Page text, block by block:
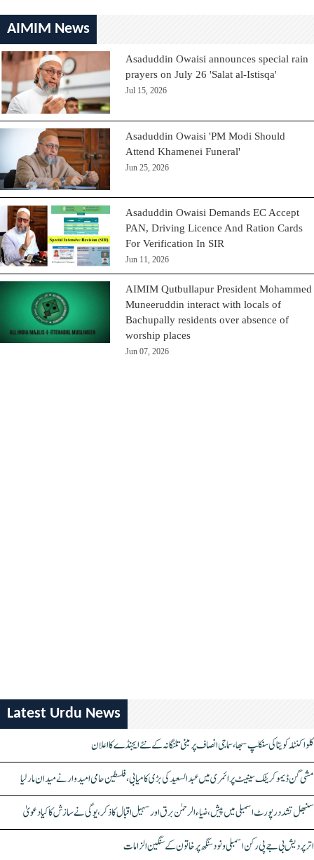
AIMIM News
Asaduddin Owaisi announces special rain
prayers on July 26 'Salat al-Istisqa'
Jul 15, 2026
Asaduddin Owaisi 'PM Modi Should
Attend Khamenei Funeral'
Jun 25, 2026
Asaduddin Owaisi Demands EC Accept
PAN, Driving Licence And Ration Cards
For Verification In SIR
Jun 11, 2026
AIMIM Qutbullapur President Mohammed
Muneeruddin interact with locals of
Bachupally residents over absence of
worship places
Jun 07, 2026
Latest Urdu News
کلواکنٹلہ کویتا کی سنکلپ سبھا، سماجی انصاف پر مبنی تلنگانہ کے نئے ایجنڈے کا اعلان
مشی گن ڈیموکریٹک سینیٹ پرائمری میں عبدالسعید کی بڑی کامیابی، فلسطین حامی امیدوار نے میدان مار لیا
سنبھل تشدد رپورٹ اسمبلی میں پیش، ضیاء الرحمٰن برق اور سہیل اقبال کا ذکر، یوگی نے سازش کا کیا دعویٰ
اتر پردیش بی جے پی رکن اسمبلی ونود سنگھ پر خاتون کے سنگین الزامات